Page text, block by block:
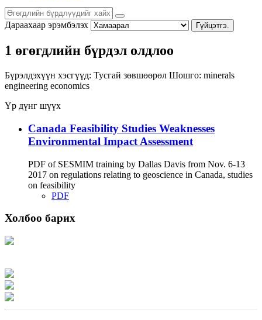
Дараахаар эрэмбэлэх Гүйцэтгэ.
1 өгөгдлийн бүрдэл олдлоо
Бүрэлдэхүүн хэсгүүд: Тусгай зөвшөөрөл Шошго: minerals
engineering economics
Үр дүнг шүүх
Canada Feasibility Studies Weaknesses
Environmental Impact Assessment
PDF of SESMIM training by Dallas Davis from Nov. 6-13
2017 on regulations relating to geoscience in Canada, studies
on feasibility
PDF
Холбоо барих